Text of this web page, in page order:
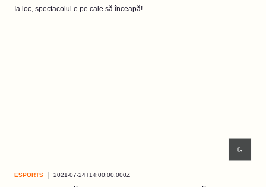
Ia loc, spectacolul e pe cale să înceapă!
ESPORTS 2021-07-24T14:00:00.000Z